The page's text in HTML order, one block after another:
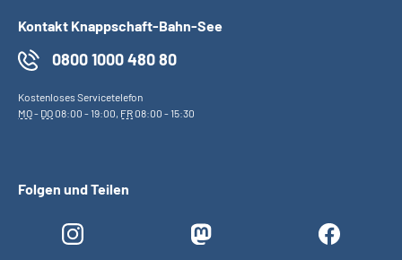
Kontakt Knappschaft-Bahn-See
0800 1000 480 80
Kostenloses Servicetelefon
MO- DO08:00 - 19:00, FR08:00 - 15:30
Folgen und Teilen